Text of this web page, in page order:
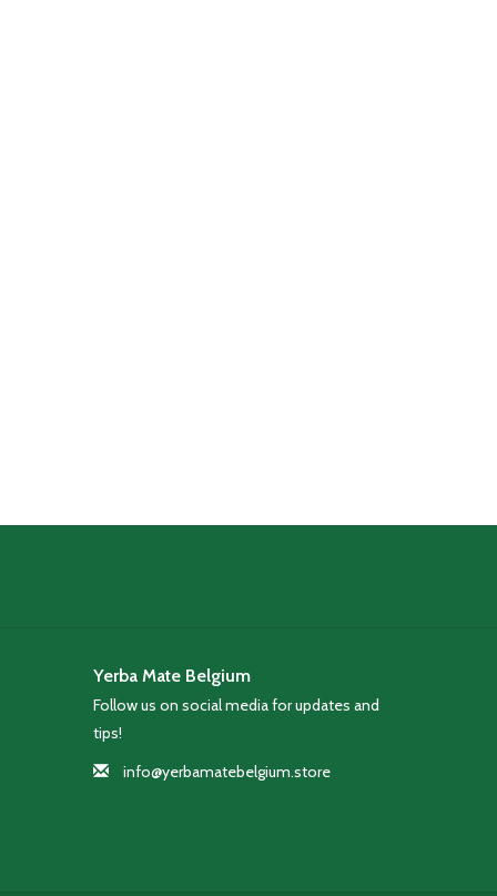
Yerba Mate Belgium
Follow us on social media for updates and
tips!
info@yerbamatebelgium.store